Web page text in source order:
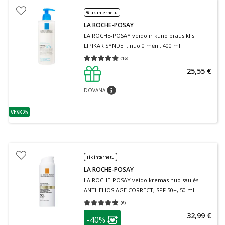
patarimas
VESK25
% tik internetu
LA ROCHE-POSAY
LA ROCHE-POSAY veido ir kūno prausiklis
LIPIKAR SYNDET, nuo 0 mėn., 400 ml
(16)
Vidutinis įvertinimas 5.00
DOVANApatarimas
25,55 €
Tik internetu
LA ROCHE-POSAY
LA ROCHE-POSAY veido kremas nuo saulės
ANTHELIOS AGE CORRECT, SPF 50+, 50 ml
(6)
Vidutinis įvertinimas 4.83
patarimas
-40% 32,99 €